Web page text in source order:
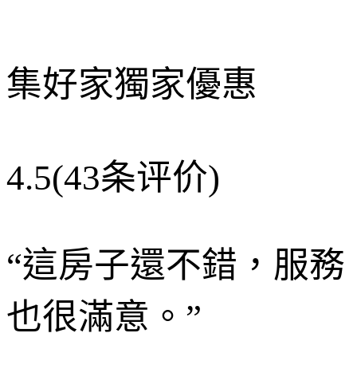
集好家獨家優惠
4.5(43条评价)
“這房子還不錯，服務
也很滿意。 ”